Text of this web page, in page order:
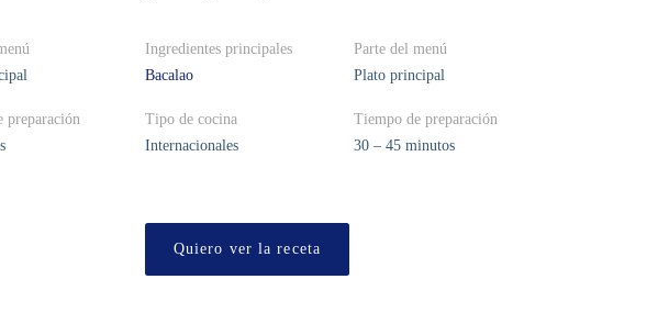
preparación
Ingredientes principales
Bacalao
Tipo de cocina
Internacionales
Parte del menú
Plato principal
Tiempo de preparación
30 – 45 minutos
Quiero ver la receta